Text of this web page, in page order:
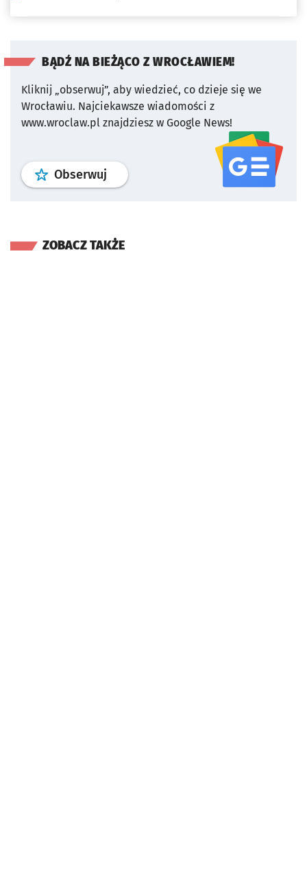
BĄDŹ NA BIEŻĄCO Z WROCŁAWIEM!
Kliknij „obserwuj”, aby wiedzieć, co dzieje się we
Wrocławiu. Najciekawsze wiadomości z
www.wroclaw.pl znajdziesz w Google News!
Obserwuj profil serwisu
ZOBACZ TAKŻE